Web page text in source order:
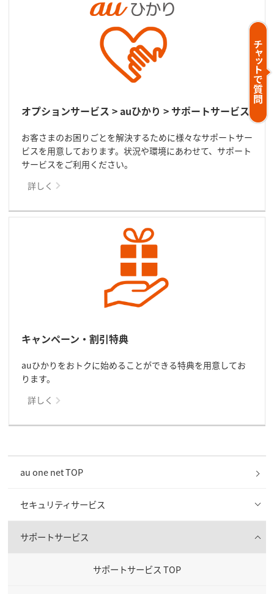
オプションサービス > auひかり > サポートサービス
お客さまのお困りごとを解決するために様々なサポートサー
ビスを用意しております。状況や環境にあわせて、サポート
サービスをご利用ください。
詳しく
キャンペーン・割引特典
auひかりをおトクに始めることができる特典を用意してお
ります。
詳しく
au one net TOP
セキュリティサービス
サポートサービス
サポートサービス TOP